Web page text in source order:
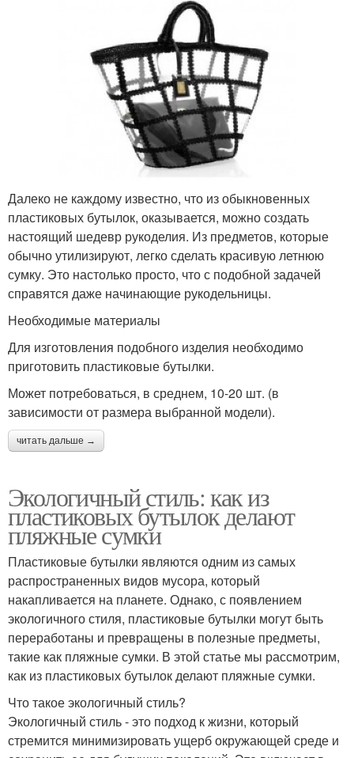
Далеко не каждому известно, что из обыкновенных
пластиковых бутылок, оказывается, можно создать
настоящий шедевр рукоделия. Из предметов, которые
обычно утилизируют, легко сделать красивую летнюю
сумку. Это настолько просто, что с подобной задачей
справятся даже начинающие рукодельницы.
Необходимые материалы
Для изготовления подобного изделия необходимо
приготовить пластиковые бутылки.
Может потребоваться, в среднем, 10-20 шт. (в
зависимости от размера выбранной модели).
читать дальше →
Экологичный стиль: как из
пластиковых бутылок делают
пляжные сумки
Пластиковые бутылки являются одним из самых
распространенных видов мусора, который
накапливается на планете. Однако, с появлением
экологичного стиля, пластиковые бутылки могут быть
переработаны и превращены в полезные предметы,
такие как пляжные сумки. В этой статье мы рассмотрим,
как из пластиковых бутылок делают пляжные сумки.
Что такое экологичный стиль?
Экологичный стиль - это подход к жизни, который
стремится минимизировать ущерб окружающей среде и